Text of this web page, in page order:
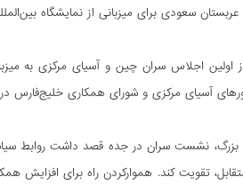
برای میزبانی از نمایشگاه بین‌المللی اکسپو ۲۰۳۰ در ریاض
همکاری خلیج‌فارس در 10 تیر 1402 (ژوئن 2023) در جده، برگزار شد.
بزرگ، نشست سران در جده قصد داشت روابط
تقویت کند. هموارکردن راه برای افزایش